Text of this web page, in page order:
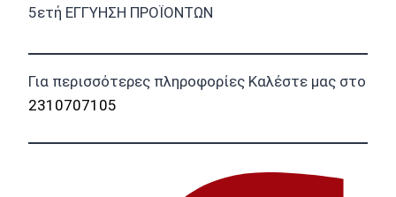
5ετή ΕΓΓΥΗΣΗ ΠΡΟΪΟΝΤΩΝ
Για περισσότερες πληροφορίες Καλέστε μας στο
2310707105